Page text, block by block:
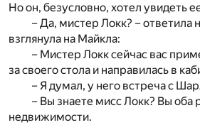
Но он, безусловно, хотел увидеть
– Да, мистер Локк? – ответила
взглянула на Майкла:
– Мистер Локк сейчас вас
за своего стола и направилась в
– Я думал, у него встреча с
– Вы знаете мисс Локк? Вы оба
недвижимости.